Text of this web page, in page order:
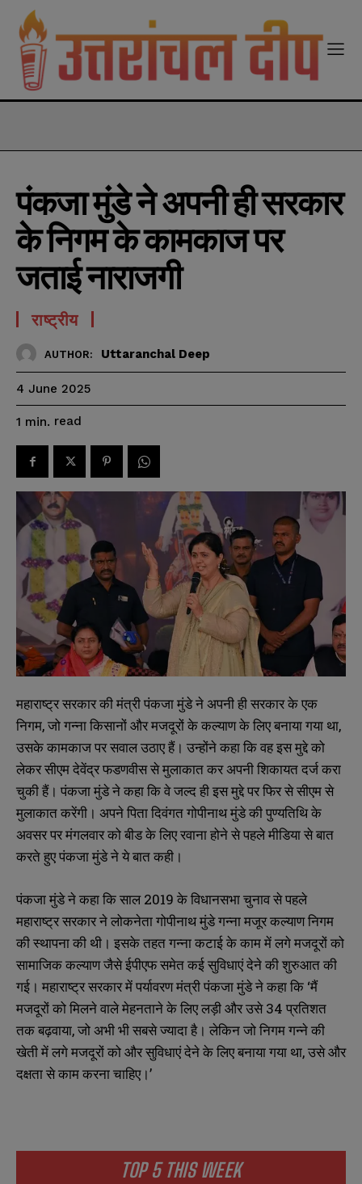
TOP 5 THIS WEEK
पंकजा मुंडे ने अपनी ही सरकार
के निगम के कामकाज पर
जताई नाराजगी
राष्ट्रीय
AUTHOR: Uttaranchal Deep
4 June 2025
1 min. read
महाराष्ट्र सरकार की मंत्री पंकजा मुंडे ने अपनी ही सरकार के एक
निगम, जो गन्ना किसानों और मजदूरों के कल्याण के लिए बनाया गया था,
उसके कामकाज पर सवाल उठाए हैं। उन्होंने कहा कि वह इस मुद्दे को
लेकर सीएम देवेंद्र फडणवीस से मुलाकात कर अपनी शिकायत दर्ज करा
चुकी हैं। पंकजा मुंडे ने कहा कि वे जल्द ही इस मुद्दे पर फिर से सीएम से
मुलाकात करेंगी। अपने पिता दिवंगत गोपीनाथ मुंडे की पुण्यतिथि के
अवसर पर मंगलवार को बीड के लिए रवाना होने से पहले मीडिया से बात
करते हुए पंकजा मुंडे ने ये बात कही।
पंकजा मुंडे ने कहा कि साल 2019 के विधानसभा चुनाव से पहले
महाराष्ट्र सरकार ने लोकनेता गोपीनाथ मुंडे गन्ना मजूर कल्याण निगम
की स्थापना की थी। इसके तहत गन्ना कटाई के काम में लगे मजदूरों को
सामाजिक कल्याण जैसे ईपीएफ समेत कई सुविधाएं देने की शुरुआत की
गई। महाराष्ट्र सरकार में पर्यावरण मंत्री पंकजा मुंडे ने कहा कि ‘मैं
मजदूरों को मिलने वाले मेहनताने के लिए लड़ी और उसे 34 प्रतिशत
तक बढ़वाया, जो अभी भी सबसे ज्यादा है। लेकिन जो निगम गन्ने की
खेती में लगे मजदूरों को और सुविधाएं देने के लिए बनाया गया था, उसे और
दक्षता से काम करना चाहिए।’